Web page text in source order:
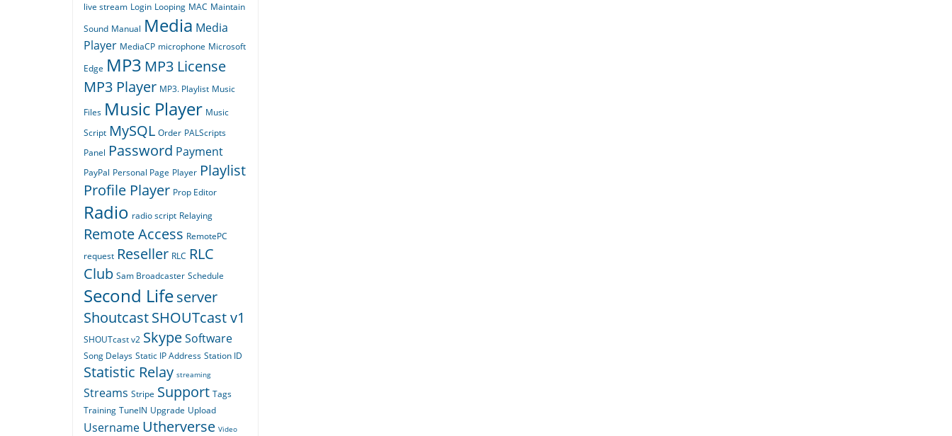
live stream Login Looping MAC Maintain
Sound Manual Media Media
Player MediaCP microphone Microsoft
Edge MP3 MP3 License
MP3 Player MP3. Playlist Music
Files Music Player Music
Script MySQL Order PALScripts
Panel Password Payment
PayPal Personal Page Player Playlist
Profile Player Prop Editor
Radio radio script Relaying
Remote Access RemotePC
request Reseller RLC RLC
Club Sam Broadcaster Schedule
Second Lifeserver
ShoutcastSHOUTcast v1
SHOUTcast v2 SkypeSoftware
Song Delays Static IP Address Station ID
Statistic Relay streaming
Streams Stripe Support Tags
Training TuneIN Upgrade Upload
Username Utherverse Video